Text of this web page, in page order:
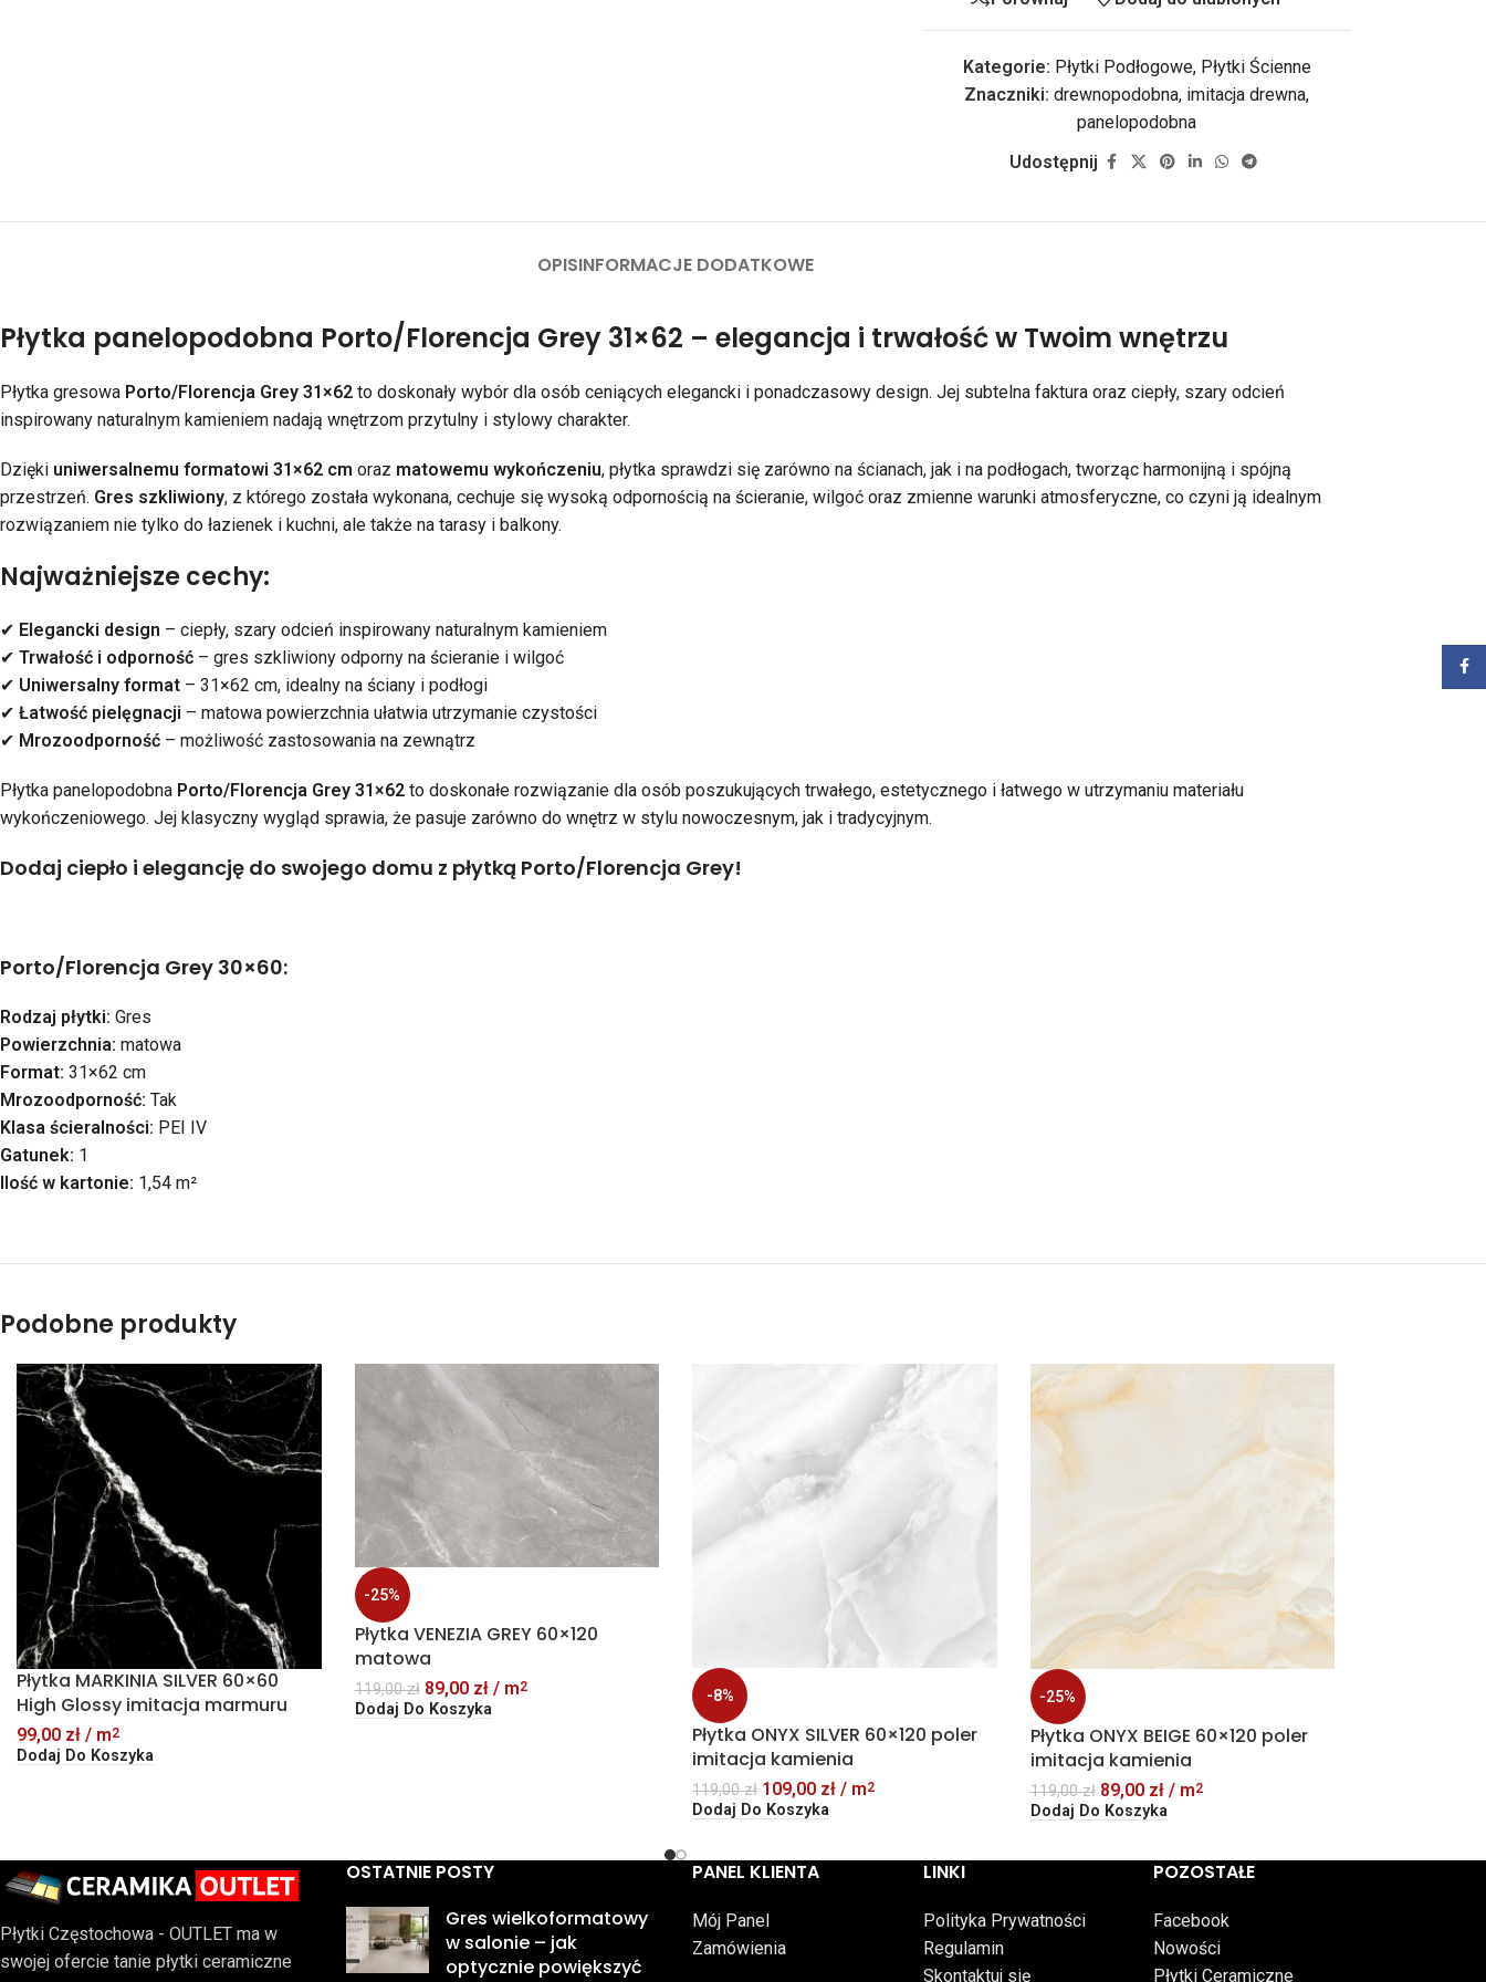
Kategorie: Płytki Podłogowe, Płytki Ścienne
Znaczniki: drewnopodobna, imitacja drewna,
panelopodobna
Udostępnij
OPISINFORMACJE DODATKOWE
Płytka panelopodobna Porto/Florencja Grey 31×62 – elegancja i trwałość w Twoim wnętrzu
Płytka gresowa Porto/Florencja Grey 31×62 to doskonały wybór dla osób ceniących elegancki i ponadczasowy design. Jej subtelna faktura oraz ciepły, szary odcień
inspirowany naturalnym kamieniem nadają wnętrzom przytulny i stylowy charakter.
Dzięki uniwersalnemu formatowi 31×62 cm oraz matowemu wykończeniu, płytka sprawdzi się zarówno na ścianach, jak i na podłogach, tworząc harmonijną i spójną
przestrzeń. Gres szkliwiony, z którego została wykonana, cechuje się wysoką odpornością na ścieranie, wilgoć oraz zmienne warunki atmosferyczne, co czyni ją idealnym
rozwiązaniem nie tylko do łazienek i kuchni, ale także na tarasy i balkony.
Najważniejsze cechy:
✔ Elegancki design – ciepły, szary odcień inspirowany naturalnym kamieniem
✔ Trwałość i odporność – gres szkliwiony odporny na ścieranie i wilgoć
✔ Uniwersalny format – 31×62 cm, idealny na ściany i podłogi
✔ Łatwość pielęgnacji – matowa powierzchnia ułatwia utrzymanie czystości
✔ Mrozoodporność – możliwość zastosowania na zewnątrz
Płytka panelopodobna Porto/Florencja Grey 31×62 to doskonałe rozwiązanie dla osób poszukujących trwałego, estetycznego i łatwego w utrzymaniu materiału
wykończeniowego. Jej klasyczny wygląd sprawia, że pasuje zarówno do wnętrz w stylu nowoczesnym, jak i tradycyjnym.
Dodaj ciepło i elegancję do swojego domu z płytką Porto/Florencja Grey!
Porto/Florencja Grey 30×60:
Rodzaj płytki: Gres
Powierzchnia: matowa
Format: 31×62 cm
Mrozoodporność: Tak
Klasa ścieralności: PEI IV
Gatunek: 1
Ilość w kartonie: 1,54 m²
Podobne produkty
Płytka MARKINIA SILVER 60×60
High Glossy imitacja marmuru
99,00 zł / m2
Dodaj Do Koszyka
-25%
Płytka VENEZIA GREY 60×120
matowa
119,00zł 89,00 zł / m2
Dodaj Do Koszyka
-8%
Płytka ONYX SILVER 60×120 poler
imitacja kamienia
119,00zł 109,00 zł / m2
Dodaj Do Koszyka
-25%
Płytka ONYX BEIGE 60×120 poler
imitacja kamienia
119,00zł 89,00 zł / m2
Dodaj Do Koszyka
Płytki Częstochowa - OUTLET ma w
swojej ofercie tanie płytki ceramiczne
OSTATNIE POSTY
Gres wielkoformatowy
w salonie – jak
optycznie powiększyć
PANEL KLIENTA
Mój Panel
Zamówienia
LINKI
Polityka Prywatności
Regulamin
Skontaktuj się
POZOSTAŁE
Facebook
Nowości
Płytki Ceramiczne